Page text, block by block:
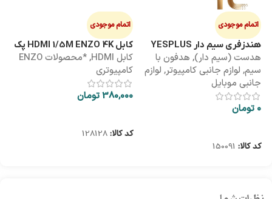
اتمام موجودی
هندزفری سیم دار YESPLUS
YS-113
هدست (سیم دار), هدفون با
سیم, لوازم جانبی کامپیوتر, لوازم
جانبی موبایل
0 تومان
کد کالا: 150091
اتمام موجودی
کابل HDMI 1/5M ENZO 4K پک
طلقی
کابل HDMI ,
*محصولات ENZO
کامپیوتری
380,000تومان
کد کالا:128128